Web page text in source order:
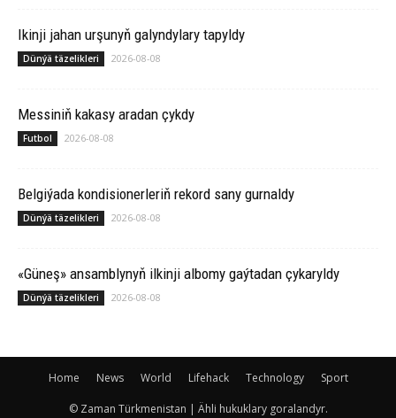
Ikinji jahan urşunyň galyndylary tapyldy
Dünýä täzelikleri 2026-08-08
Messiniň kakasy aradan çykdy
Futbol 2026-08-08
Belgiýada kondisionerleriň rekord sany gurnaldy
Dünýä täzelikleri 2026-08-08
«Güneş» ansamblynyň ilkinji albomy gaýtadan çykaryldy
Dünýä täzelikleri 2026-08-08
Home News World Lifehack Technology Sport
© Zaman Türkmenistan | Ähli hukuklary goralandyr.